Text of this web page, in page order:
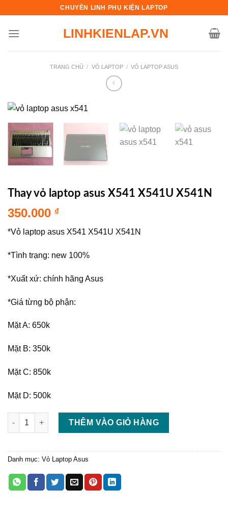
content
CHUYÊN LINH PHỤ KIỆN LAPTOP
LINHKIENLAP.VN
TRANG CHỦ / VỎ LAPTOP / VỎ LAPTOP ASUS
Thay vỏ laptop asus X541 X541U X541N
350.000 ₫
*Vỏ laptop asus X541 X541U X541N
*Tình trạng: new 100%
*Xuất xứ: chính hãng Asus
*Giá từng bộ phận:
Mặt A: 650k
Mặt B: 350k
Mặt C: 850k
Mặt D: 500k
Thay vỏ laptop asus X541 X541U X541N số lượng
THÊM VÀO GIỎ HÀNG
Danh mục: Vỏ Laptop Asus